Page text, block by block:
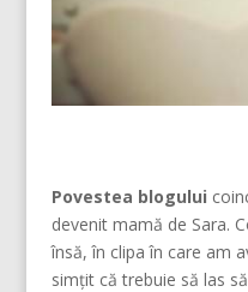
Povestea blogului
devenit mamă de Sara.
însă, în clipa în care am
simțit că trebuie să las